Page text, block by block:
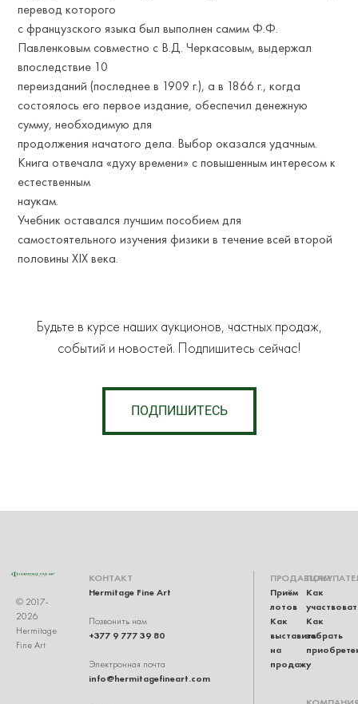
перевод которого
с французского языка был выполнен самим Ф.Ф.
Павленковым совместно с В.Д. Черкасовым, выдержал
впоследствие 10
переизданий (последнее в 1909 г.), а в 1866 г., когда
состоялось его первое издание, обеспечил денежную
сумму, необходимую для
продолжения начатого дела. Выбор оказался удачным.
Книга отвечала «духу времени» с повышенным интересом к
естественным
наукам.
Учебник оставался лучшим пособием для
самостоятельного изучения физики в течение всей второй
половины XIX века.
Будьте в курсе наших аукционов, частных продаж,
событий и новостей. Подпишитесь сейчас!
ПОДПИШИТЕСЬ
© 2017-
2026
Hermitage
Fine Art
КОНТАКТ
Hermitage Fine Art
Позвонить нам
+377 9 777 39 80
Электронная почта
info@hermitagefineart.com
ПРОДАВЦАМ
Приём
лотов
Как
выставить
на
продажу
Как
Как
забрать